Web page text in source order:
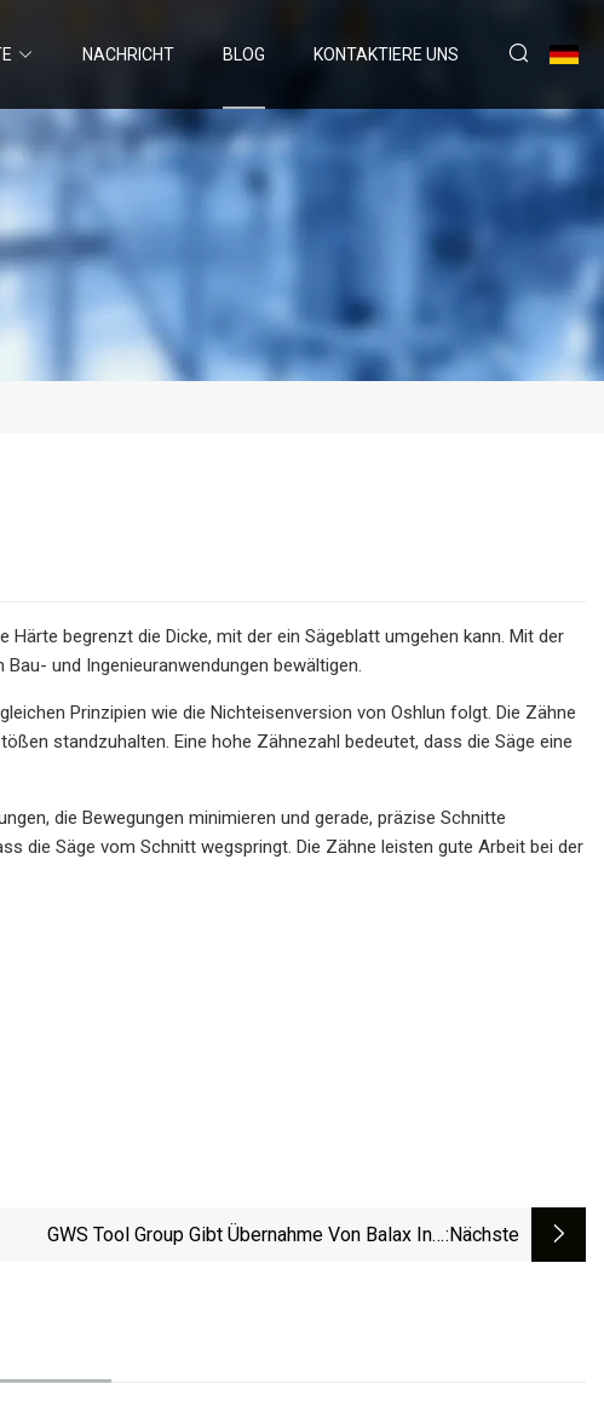
NACHRICHT BLOG KONTAKTIERE UNS
begrenzt die Dicke, mit der ein Sägeblatt umgehen kann. Mit der
und Ingenieuranwendungen bewältigen.
Prinzipien wie die Nichteisenversion von Oshlun folgt. Die Zähne
standzuhalten. Eine hohe Zähnezahl bedeutet, dass die Säge eine
die Bewegungen minimieren und gerade, präzise Schnitte
die Säge vom Schnitt wegspringt. Die Zähne leisten gute Arbeit bei der
GWS Tool Group Gibt Übernahme Von Balax Inc.:nächste